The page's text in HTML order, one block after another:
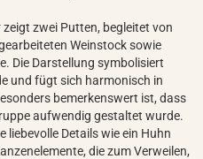
zwei Putten, begleitet von
Weinstock sowie
Die Darstellung symbolisiert
und fügt sich harmonisch in
bemerkenswert ist, dass
aufwendig gestaltet wurde.
liebevolle Details wie ein Huhn
die zum Verweilen,